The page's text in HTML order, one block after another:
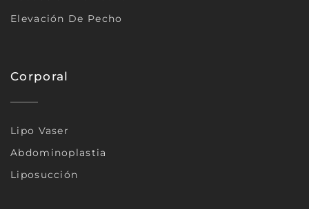
Elevación De Pecho
Corporal
Lipo Vaser
Abdominoplastia
Liposucción